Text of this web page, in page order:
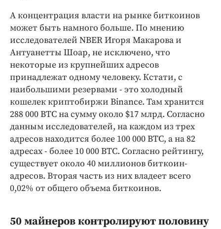
А концентрация власти на рынке биткоинов
может быть намного больше. По мнению
исследователей NBER Игоря Макарова и
Антуанетты Шоар, не исключено, что
некоторые из крупнейших адресов
принадлежат одному человеку. Кстати, с
наибольшими резервами - это холодный
кошелек криптобиржи Binance. Там хранится
288 000 BTC на сумму около $17 млрд. Согласно
данным исследователей, на каждом из трех
адресов находится более 100 000 BTC, а на 82
адресах - более 10 000 BTC. Согласно рейтингу,
существует около 40 миллионов биткоин-
адресов. Вторая часть из них владеет всего
0,02% от общего объема биткоинов.
50 майнеров контролируют половину